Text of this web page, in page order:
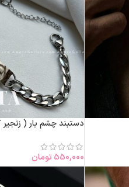
دستبند چشم یار ( زنجیر
550,000 تومان